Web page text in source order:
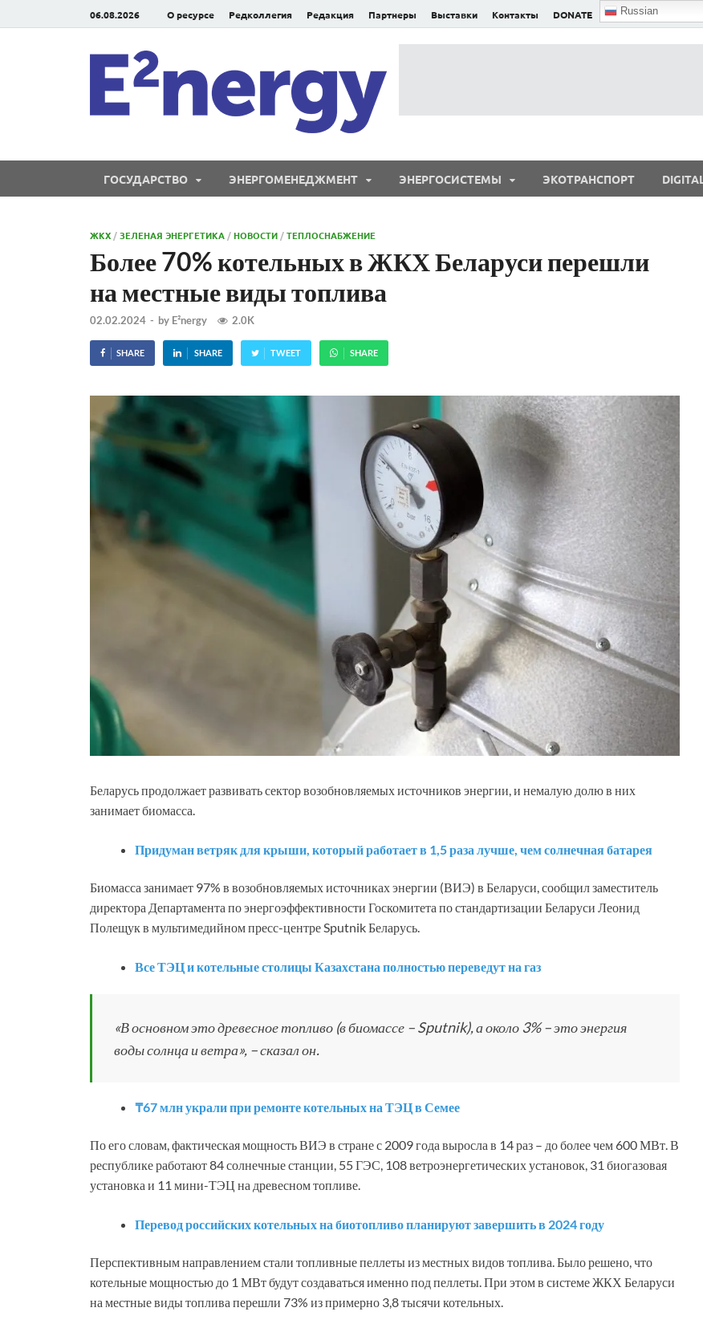
06.08.2026 О ресурсе Редколлегия Редакция Партнеры Выставки Контакты DONATE Russian
ГОСУДАРСТВО ЭНЕРГОМЕНЕДЖМЕНТ ЭНЕРГОСИСТЕМЫ ЭКОТРАНСПОРТ DIGITAL
ЖКХ /ЗЕЛЕНАЯ ЭНЕРГЕТИКА /НОВОСТИ /ТЕПЛОСНАБЖЕНИЕ
Более 70% котельных в ЖКХ Беларуси перешли
на местные виды топлива
02.02.2024 - by E²nergy 2.0K
SHARE SHARE TWEET SHARE
Беларусь продолжает развивать сектор возобновляемых источников энергии, и немалую долю в них
занимает биомасса.
Придуман ветряк для крыши, который работает в 1,5 раза лучше, чем солнечная батарея
Биомасса занимает 97% в возобновляемых источниках энергии (ВИЭ) в Беларуси, сообщил заместитель
директора Департамента по энергоэффективности Госкомитета по стандартизации Беларуси Леонид
Полещук в мультимедийном пресс-центре Sputnik Беларусь.
Все ТЭЦ и котельные столицы Казахстана полностью переведут на газ
«В основном это древесное топливо (в биомассе – Sputnik), а около 3% – это энергия
воды солнца и ветра», – сказал он.
₸67 млн украли при ремонте котельных на ТЭЦ в Семее
По его словам, фактическая мощность ВИЭ в стране с 2009 года выросла в 14 раз – до более чем 600 МВт. В
республике работают 84 солнечные станции, 55 ГЭС, 108 ветроэнергетических установок, 31 биогазовая
установка и 11 мини-ТЭЦ на древесном топливе.
Перевод российских котельных на биотопливо планируют завершить в 2024 году
Перспективным направлением стали топливные пеллеты из местных видов топлива. Было решено, что
котельные мощностью до 1 МВт будут создаваться именно под пеллеты. При этом в системе ЖКХ Беларуси
на местные виды топлива перешли 73% из примерно 3,8 тысячи котельных.